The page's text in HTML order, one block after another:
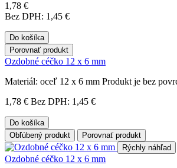
1,78 €
Bez DPH: 1,45 €
Do košíka
Porovnať produkt
Ozdobné céčko 12 x 6 mm
Materiál: oceľ 12 x 6 mm Produkt je bez
1,78 € Bez DPH: 1,45 €
Do košíka
Obľúbený produkt
Porovnať produkt
Rýchly náhľad
Ozdobné céčko 12 x 6 mm